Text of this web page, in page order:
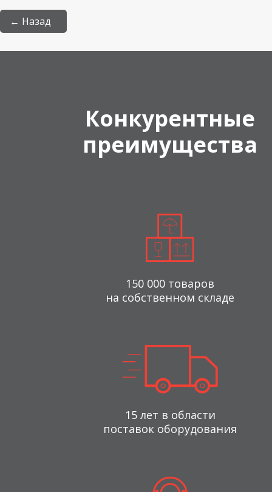
← Назад
Конкурентные
преимущества
150 000 товаров
на собственном складе
15 лет в области
поставок оборудования